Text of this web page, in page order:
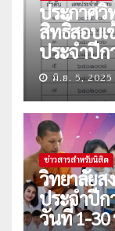
ประกาศวิ
สิทธิ์สอบ
ประจำปี
มิ.ย. 5, 2025
ข่าวสารสำหรับนิสิต
วิทยาลัยส
ประจำปีก
วันที่ 1-